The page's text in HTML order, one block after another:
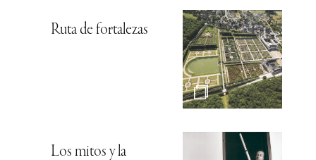
Ruta de fortalezas
Los mitos y la